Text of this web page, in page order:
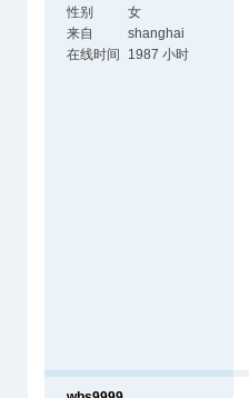
性别
女
来自
shanghai
在线时间
1987 小时